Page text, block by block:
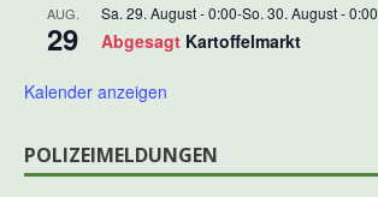
AUG.
29
Sa. 29. August - 0:00-So. 30. August - 0:00
Abgesagt Kartoffelmarkt
Kalender anzeigen
POLIZEIMELDUNGEN